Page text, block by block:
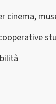
cinema,